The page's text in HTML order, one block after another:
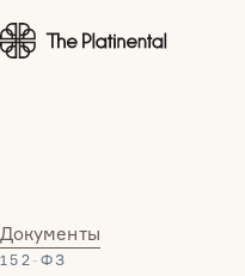
Документы
152-ФЗ